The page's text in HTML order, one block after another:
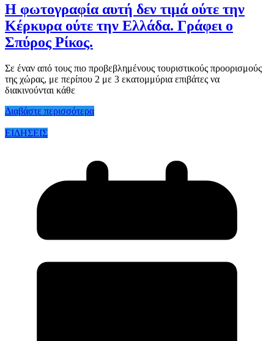
Η φωτογραφία αυτή δεν τιμά ούτε την
Κέρκυρα ούτε την Ελλάδα. Γράφει ο
Σπύρος Ρίκος.
Σε έναν από τους πιο προβεβλημένους τουριστικούς προορισμούς
της χώρας, με περίπου 2 με 3 εκατομμύρια επιβάτες να
διακινούνται κάθε
Διαβάστε περισσότερα
ΕΙΔΗΣΕΙΣ